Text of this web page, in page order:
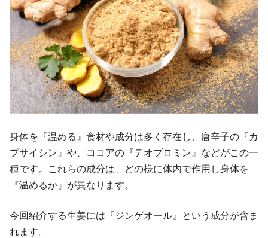
身体を『温める』食材や成分は多く存在し、唐辛子の『カ
プサイシン』や、ココアの『テオブロミン』などがこの一
種です。これらの成分は、どの様に体内で作用し身体を
『温めるか』が異なります。
今回紹介する生姜には『ジンゲオール』という成分が含ま
れます。